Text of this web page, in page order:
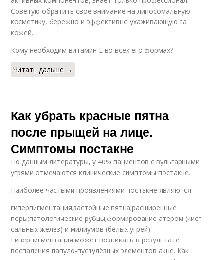
Советую обратить свое внимание на липосомальную
косметику, бережно и эффективно ухаживающую за
кожей.
Кому необходим витамин E во всех его формах?
Читать дальше →
Как убрать красные пятна
после прыщей на лице.
Симптомы постакне
По данным литературы, у 40% пациентов с вульгарными
угрями отмечаются клинические симптомы постакне.
Наиболее частыми проявлениями постакне являются:
гиперпигментация;застойные пятна;расширенные
поры;патологические рубцы;формирование атером (кист
сальных желёз) и милиумов (белых угрей).
Гиперпигментация может возникать в результате
воспаления папуло-пустулёзных элементов акне. Как